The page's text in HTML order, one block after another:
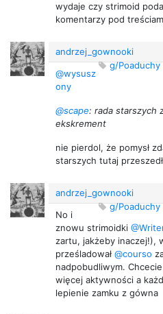
wydaje czy strimoid
komentarzy pod
andrzej_gownooki
g/Poaduchy
@wysusz
ony
@scape: rada starszych
ekskrement
nie pierdol, że pomysł
starszych tutaj przeszedł
andrzej_gownooki
g/Poaduchy
No i
znowu strimoidki
zartu, jakżeby inaczej!),
prześladował @courso
nadpobudliwym.
więcej aktywności a
lepienie zamku z gówna